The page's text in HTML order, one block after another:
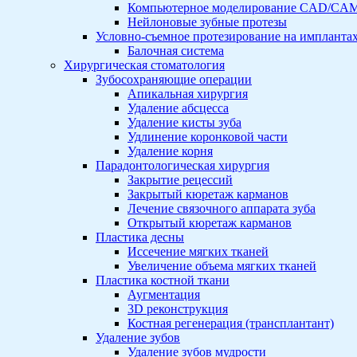
Компьютерное моделирование CAD/
Нейлоновые зубные протезы
Условно-съемное протезирование на
Балочная система
Хирургическая стоматология
Зубосохраняющие операции
Апикальная хирургия
Удаление абсцесса
Удаление кисты зуба
Удлинение коронковой части
Удаление корня
Парадонтологическая хирургия
Закрытие рецессий
Закрытый кюретаж карманов
Лечение связочного аппарата зуба
Открытый кюретаж карманов
Пластика десны
Иссечение мягких тканей
Увеличение объема мягких тканей
Пластика костной ткани
Аугментация
3D реконструкция
Костная регенерация (трансплантант)
Удаление зубов
Удаление зубов мудрости